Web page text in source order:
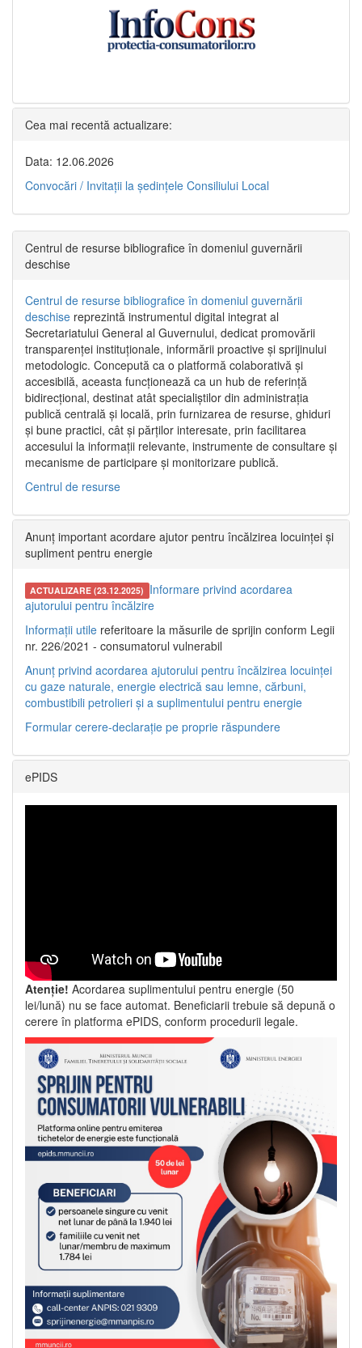
Cea mai recentă actualizare:
Data: 12.06.2026
Convocări / Invitaţii la şedinţele Consiliului Local
Centrul de resurse bibliografice în domeniul guvernării
deschise
Centrul de resurse bibliografice în domeniul guvernării
deschise reprezintă instrumentul digital integrat al
Secretariatului General al Guvernului, dedicat promovării
transparenței instituționale, informării proactive și sprijinului
metodologic. Concepută ca o platformă colaborativă și
accesibilă, aceasta funcționează ca un hub de referință
bidirecțional, destinat atât specialiștilor din administrația
publică centrală și locală, prin furnizarea de resurse, ghiduri
și bune practici, cât și părților interesate, prin facilitarea
accesului la informații relevante, instrumente de consultare și
mecanisme de participare și monitorizare publică.
Centrul de resurse
Anunț important acordare ajutor pentru încălzirea locuinței și
supliment pentru energie
ACTUALIZARE (23.12.2025) Informare privind acordarea
ajutorului pentru încălzire
Informații utile referitoare la măsurile de sprijin conform Legii
nr. 226/2021 - consumatorul vulnerabil
Anunț privind acordarea ajutorului pentru încălzirea locuinței
cu gaze naturale, energie electrică sau lemne, cărbuni,
combustibili petrolieri și a suplimentului pentru energie
Formular cerere-declarație pe proprie răspundere
ePIDS
Atenție! Acordarea suplimentului pentru energie (50
lei/lună) nu se face automat. Beneficiarii trebuie să depună o
cerere în platforma ePIDS, conform procedurii legale.